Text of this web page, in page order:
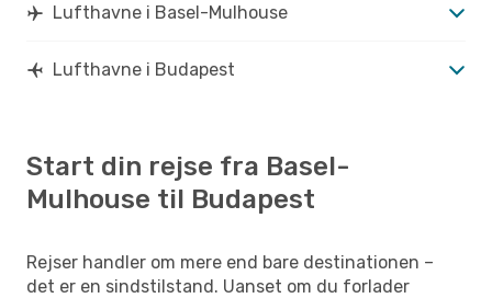
Lufthavne i Basel-Mulhouse
Lufthavne i Budapest
Start din rejse fra Basel-
Mulhouse til Budapest
Rejser handler om mere end bare destinationen –
det er en sindstilstand. Uanset om du forlader